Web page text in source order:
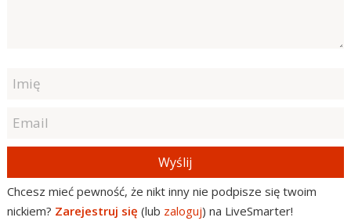
Wyślij
Chcesz mieć pewność, że nikt inny nie podpisze się twoim
nickiem? Zarejestruj się (lub zaloguj) na LiveSmarter!